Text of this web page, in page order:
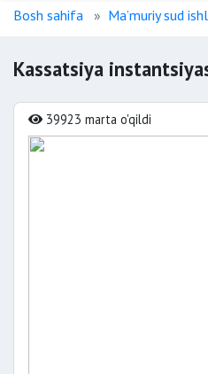
Bosh sahifa Maʼmuriy sud
Kassatsiya
39923 marta o'qildi